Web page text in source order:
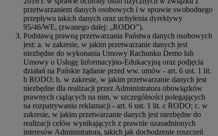
przetwarzaniem danych osobowych i w sprawie swobodnego
przepływu takich danych oraz uchylenia dyrektywy
95/46/WE, (zwanego dalej: „RODO”).
Podstawą prawną przetwarzania Państwa danych osobowych
jest: a. w zakresie, w jakim przetwarzanie danych jest
niezbędne do wykonania Umowy Rachunku Demo lub
Umowy o Usługę Informacyjno-Edukacyjną oraz podjęcia
działań na Pańskie żądanie przed ww. umów - art. 6 ust. 1 lit.
b RODO; b. w zakresie, w jakim przetwarzanie danych jest
niezbędne dla realizacji przez Administratora obowiązków
prawnych ciążących na nim, w szczególności polegających
na rozpatrywaniu reklamacji - art. 6 ust. 1 lit. c RODO; c. w
zakresie, w jakim przetwarzanie danych jest niezbędne do
realizacji celów wynikających z prawnie uzasadnionych
interesów Administratora, takich jak dochodzenie roszczeń